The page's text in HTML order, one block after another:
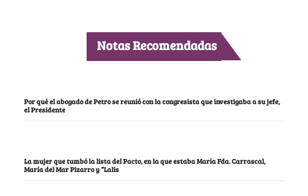
Notas Recomendadas
Por qué el abogado de Petro se reunió con la congresista que investigaba a su jefe,
el Presidente
La mujer que tumbó la lista del Pacto, en la que estaba María Fda. Carrascal,
María del Mar Pizarro y “Lalis